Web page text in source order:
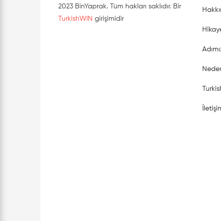
2023 BinYaprak. Tüm hakları saklıdır. Bir
TurkishWIN girişimidir